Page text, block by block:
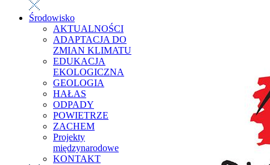
Środowisko
AKTUALNOŚCI
ADAPTACJA DO
ZMIAN KLIMATU
EDUKACJA
EKOLOGICZNA
GEOLOGIA
HAŁAS
ODPADY
POWIETRZE
ZACHEM
Projekty
międzynarodowe
KONTAKT